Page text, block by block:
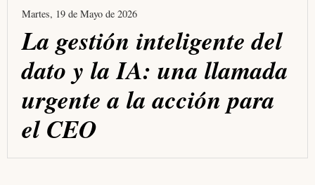
Martes, 19 de Mayo de 2026
La gestión inteligente del
dato y la IA: una llamada
urgente a la acción para
el CEO